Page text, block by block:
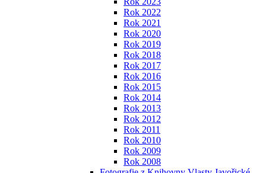
Rok 2022
Rok 2021
Rok 2020
Rok 2019
Rok 2018
Rok 2017
Rok 2016
Rok 2015
Rok 2014
Rok 2013
Rok 2012
Rok 2011
Rok 2010
Rok 2009
Rok 2008